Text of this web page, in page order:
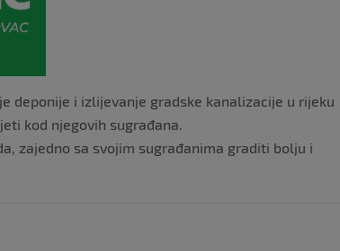
deponije i izlijevanje gradske kanalizacije u rijeku
kod njegovih sugrađana.
zajedno sa svojim sugrađanima graditi bolju i